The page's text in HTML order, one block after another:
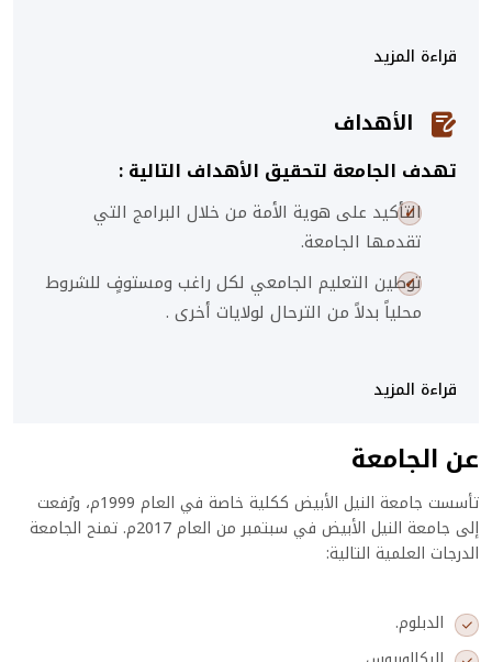
قراءة المزيد
الأهداف
تهدف الجامعة لتحقيق الأهداف التالية :
التأكيد على هوية الأمة من خلال البرامج التي
تقدمها الجامعة.
توطين التعليم الجامعي لكل راغب ومستوفٍ للشروط
محلياً بدلاً من الترحال لولايات أخرى .
قراءة المزيد
عن الجامعة
تأسست جامعة النيل الأبيض ككلية خاصة في العام 1999م، ورُفعت
إلى جامعة النيل الأبيض في سبتمبر من العام 2017م. تمنح الجامعة
الدرجات العلمية التالية:
الدبلوم.